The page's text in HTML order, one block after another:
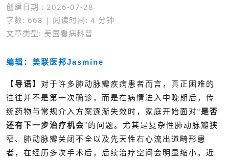
创建日期 : 2026-07-28
字数: 668 | 阅读时间: 4 分钟
文章类型: 美国看病科普
编辑：美联医邦Jasmine
【 导语】 对于许多肺动脉瓣疾病患者而言，真正困难的
往往并不是第一次确诊，而是在病情进入中晚期后，传
统药物与常规介入方案逐渐失效时，家庭开始面对“是否
还有下一步治疗机会”的问题。尤其是复杂性肺动脉瓣狭
窄、肺动脉瓣关闭不全以及先天性右心流出道畸形患
者，在经历多次手术后，后续治疗空间会明显缩小。近